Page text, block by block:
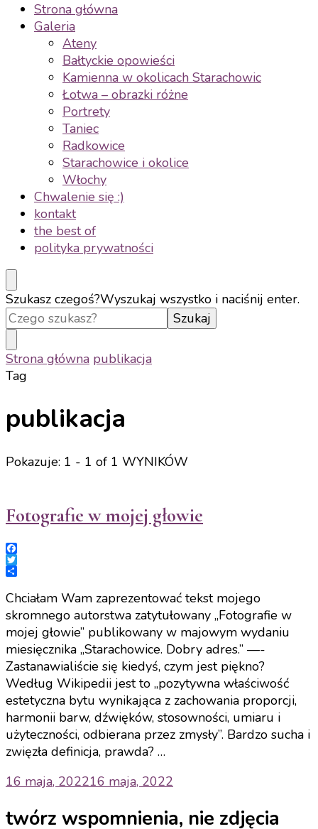
katula
twórz wspomnienia, nie zdjęcia
Strona główna
Galeria
Ateny
Bałtyckie opowieści
Kamienna w okolicach Starachowic
Łotwa – obrazki różne
Portrety
Taniec
Radkowice
Starachowice i okolice
Włochy
Chwalenie się :)
kontakt
the best of
polityka prywatności
Szukasz czegoś?Wyszukaj wszystko i naciśnij enter.
Strona główna publikacja
Tag
publikacja
Pokazuje: 1 - 1 of 1 WYNIKÓW
Fotografie w mojej głowie
Facebook
Twitter
Share
Chciałam Wam zaprezentować tekst mojego
skromnego autorstwa zatytułowany „Fotografie w
mojej głowie” publikowany w majowym wydaniu
miesięcznika „Starachowice. Dobry adres.” —-
Zastanawialiście się kiedyś, czym jest piękno?
Według Wikipedii jest to „pozytywna właściwość
estetyczna bytu wynikająca z zachowania proporcji,
harmonii barw, dźwięków, stosowności, umiaru i
użyteczności, odbierana przez zmysły”. Bardzo sucha i
zwięzła definicja, prawda? …
16 maja, 202216 maja, 2022
twórz wspomnienia, nie zdjęcia